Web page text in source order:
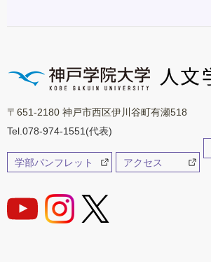
〒651-2180 神戸市西区伊川谷町有瀬518
Tel.078-974-1551(代表)
学部パンフレット アクセス